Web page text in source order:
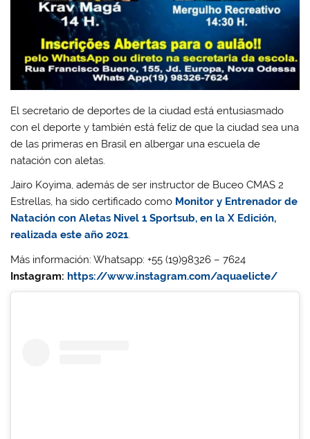
El secretario de deportes de la ciudad está entusiasmado
con el deporte y también está feliz de que la ciudad sea una
de las primeras en Brasil en albergar una escuela de
natación con aletas.
Jairo Koyima, además de ser instructor de Buceo CMAS 2
Estrellas, ha sido certificado como Monitor y Entrenador de
Natación con Aletas Nivel 1 Sportsub, en la X Edición,
realizada este año 2021.
Más información: Whatsapp: +55 (19)98326 – 7624
Instagram: https://www.instagram.com/aquaelicte/